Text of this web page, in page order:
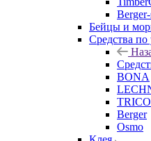
Бейцы и
Средства по
BONA
Berger
Osmo